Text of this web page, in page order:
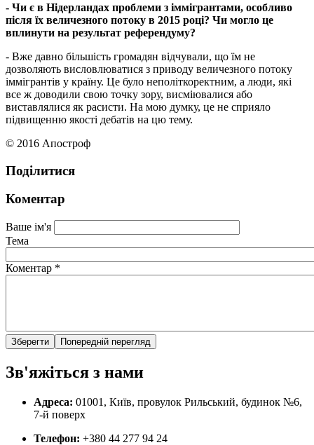
- Чи є в Нідерландах проблеми з іммігрантами, особливо
після їх величезного потоку в 2015 році? Чи могло це
вплинути на результат референдуму?
- Вже давно більшість громадян відчували, що їм не
дозволяють висловлюватися з приводу величезного потоку
іммігрантів у країну. Це було неполіткоректним, а люди, які
все ж доводили свою точку зору, висміювалися або
виставлялися як расисти. На мою думку, це не сприяло
підвищенню якості дебатів на цю тему.
© 2016 Апостроф
Поділитися
Коментар
Ваше ім'я
Тема
Коментар *
Зв'яжіться з нами
Адреса: 01001, Київ, провулок Рильський, будинок №6,
7-й поверх
Телефон: +380 44 277 94 24